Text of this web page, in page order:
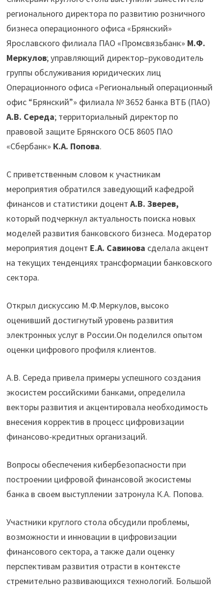
регионального директора по развитию розничного
бизнеса операционного офиса «Брянский»
Ярославского филиала ПАО «Промсвязьбанк» М.Ф.
Меркулов; управляющий директор–руководитель
группы обслуживания юридических лиц
Операционного офиса «Региональный операционный
офис “Брянский”» филиала № 3652 банка ВТБ (ПАО)
А.В. Середа; территориальный директор по
правовой защите Брянского ОСБ 8605 ПАО
«Сбербанк» К.А. Попова.
С приветственным словом к участникам
мероприятия обратился заведующий кафедрой
финансов и статистики доцентА.В. Зверев,
который подчеркнул актуальность поиска новых
моделей развития банковского бизнеса. Модератор
мероприятия доцент Е.А. Савинова сделала акцент
на текущих тенденциях трансформации банковского
сектора.
Открыл дискуссию М.Ф.Меркулов, высоко
оценивший достигнутый уровень развития
электронных услуг в России.Он поделился опытом
оценки цифрового профиля клиентов.
А.В. Середа привела примеры успешного создания
экосистем российскими банками, определила
векторы развития и акцентировала необходимость
внесения корректив в процесс цифровизации
финансово-кредитных организаций.
Вопросы обеспечения кибербезопасности при
построении цифровой финансовой экосистемы
банка в своем выступлении затронула К.А. Попова.
Участники круглого стола обсудили проблемы,
возможности и инновации в цифровизации
финансового сектора, а также дали оценку
перспективам развития отрасти в контексте
стремительно развивающихся технологий. Большой